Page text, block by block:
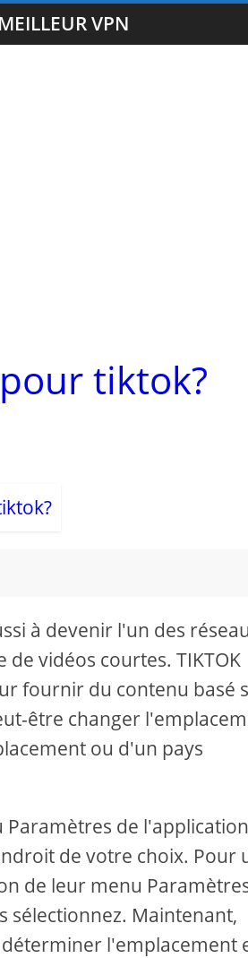
MEILLEUR VPN
tiktok?
à devenir l'un des
vidéos courtes. TIKTOK
fournir du contenu basé
être changer
ou d'un pays
de
de votre choix. Pour
de leur menu
sélectionnez. Maintenant,
l'emplacement